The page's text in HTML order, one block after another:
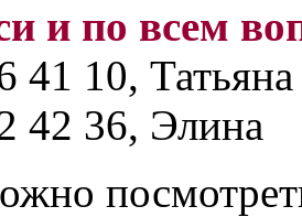
и по всем
41 10‬, Татьяна
42 36, Элина